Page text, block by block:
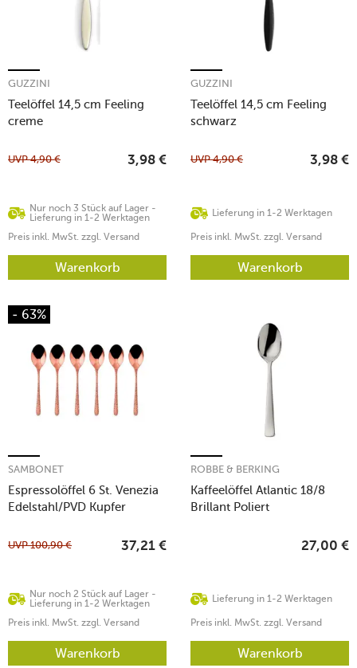
Teelöffel 14,5 cm Feeling
creme
GUZZINI
Nur noch 3 Stück auf Lager -
Lieferung in 1-2 Werktagen
UVP4,90 € 3,98 €
Preis inkl. MwSt. zzgl. Versand
Warenkorb
Teelöffel 14,5 cm Feeling
schwarz
GUZZINI
Lieferung in 1-2 Werktagen
UVP4,90 € 3,98 €
Preis inkl. MwSt. zzgl. Versand
Warenkorb
- 63%
Espressolöffel 6 St. Venezia
Edelstahl/PVD Kupfer
SAMBONET
Nur noch 2 Stück auf Lager -
Lieferung in 1-2 Werktagen
UVP100,90 € 37,21 €
Preis inkl. MwSt. zzgl. Versand
Warenkorb
Kaffeelöffel Atlantic 18/8
Brillant Poliert
ROBBE & BERKING
Lieferung in 1-2 Werktagen
27,00 €
Preis inkl. MwSt. zzgl. Versand
Warenkorb